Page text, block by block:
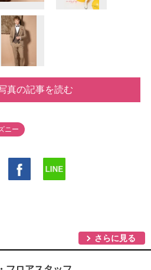
真の記事を読む
ニー
さらに見る